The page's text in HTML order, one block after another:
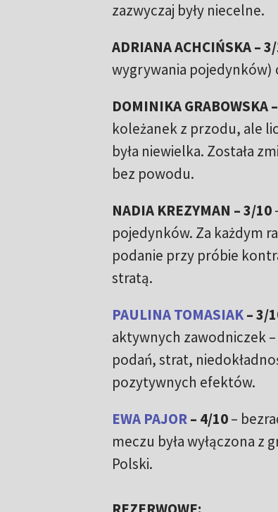
zazwyczaj były niecelne.
ADRIANA ACHCIŃSKA –
wygrywania pojedynków)
DOMINIKA GRABOWSKA
koleżanek z przodu, ale
była niewielka. Została
bez powodu.
NADIA KREZYMAN – 3/10
pojedynków. Za każdym
podanie przy próbie
stratą.
PAULINA TOMASIAK– 3/
aktywnych zawodniczek
podań, strat,
pozytywnych efektów.
EWA PAJOR– 4/10–
meczu była wyłączona
Polski.